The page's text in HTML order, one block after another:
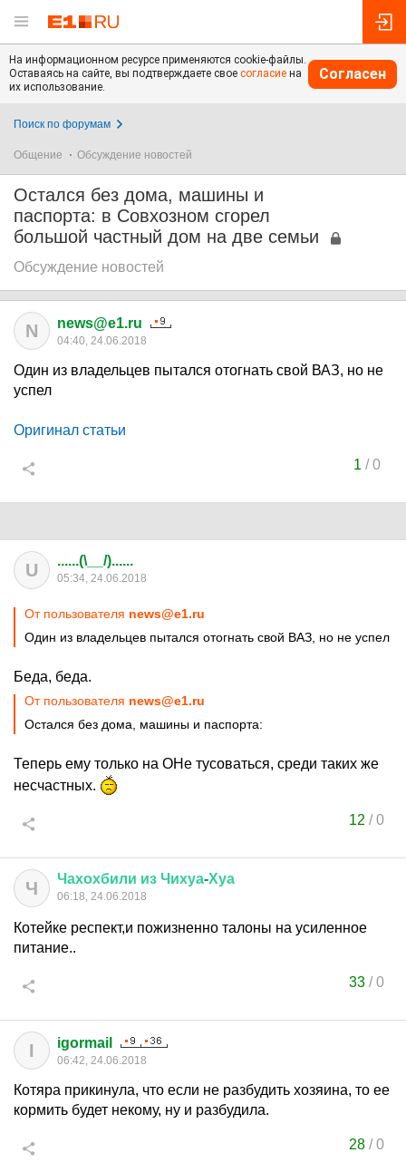
На информационном ресурсе применяются cookie-файлы.
Оставаясь на сайте, вы подтверждаете свое согласие на
их использование.
Согласен
Поиск по форумам
Общение Обсуждение новостей
Остался без дома, машины и
паспорта: в Совхозном сгорел
большой частный дом на две семьи
Обсуждение новостей
N news@e1.ru
04:40, 24.06.2018
Один из владельцев пытался отогнать свой ВАЗ, но не
успел
Оригинал статьи
1 /0
U ......(\__/)......
05:34, 24.06.2018
От пользователя news@e1.ru
Один из владельцев пытался отогнать свой ВАЗ, но не успел
Беда, беда.
От пользователя news@e1.ru
Остался без дома, машины и паспорта:
Теперь ему только на ОНе тусоваться, среди таких же
несчастных.
12 /0
Ч Чахохбили из Чихуа-Хуа
06:18, 24.06.2018
Котейке респект,и пожизненно талоны на усиленное
питание..
33 /0
I igormail
06:42, 24.06.2018
Котяра прикинула, что если не разбудить хозяина, то ее
кормить будет некому, ну и разбудила.
28 /0